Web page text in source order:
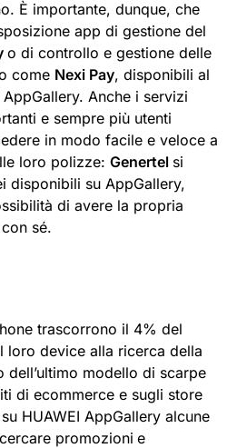
È importante, dunque, che
app di gestione del
o di controllo e gestione delle
come Nexi Pay, disponibili al
Anche i servizi
e sempre più utenti
in modo facile e veloce a
loro polizze: Genertel si
disponibili su AppGallery,
di avere la propria
sé.
trascorrono il 4% del
loro device alla ricerca della
modello di scarpe
di ecommerce e sugli store
HUAWEI AppGallery alcune
promozioni e